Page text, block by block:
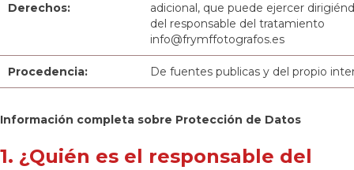
Derechos:
adicional, que puede ejercer
del responsable del tratamiento
info@frymffotografos.es
Procedencia: De fuentes publicas y del propio
Información completa sobre Protección de Datos
1. ¿Quién es el responsable del